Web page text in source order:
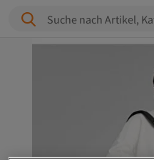
Suche nach Artikel,